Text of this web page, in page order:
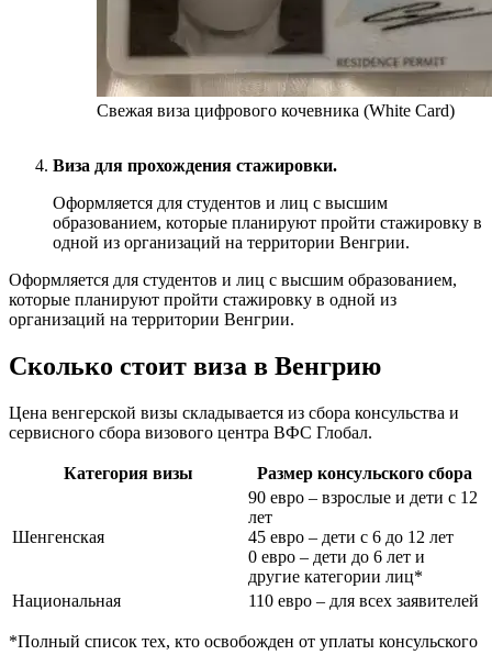
Свежая виза цифрового кочевника (White Card)
Виза для прохождения стажировки.
Оформляется для студентов и лиц с высшим
образованием, которые планируют пройти стажировку в
одной из организаций на территории Венгрии.
Оформляется для студентов и лиц с высшим образованием,
которые планируют пройти стажировку в одной из
организаций на территории Венгрии.
Сколько стоит виза в Венгрию
Цена венгерской визы складывается из сбора консульства и
сервисного сбора визового центра ВФС Глобал.
Категория визы Размер консульского сбора
Шенгенская
90 евро – взрослые и дети с 12
лет
45 евро – дети с 6 до 12 лет
0 евро – дети до 6 лет и
другие категории лиц*
Национальная
110 евро – для всех заявителей
*Полный список тех, кто освобожден от уплаты консульского